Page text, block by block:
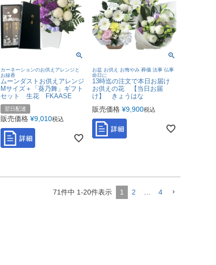
カーネーションのお供えアレンジと
お線香
ムーンダストお供えアレンジ
Mサイズ＋「葵乃舞」ギフト
セット 生花 FKAASE
翌日配達
販売価格 ¥9,010税込
お盆 お供え お悔やみ 葬儀 法事 仏事
命日に
13時迄の注文で本日お届け
お供えの花 【当日お届
け】 きょうはな
販売価格 ¥9,900税込
71件中 1-20件表示 1 2 … 4